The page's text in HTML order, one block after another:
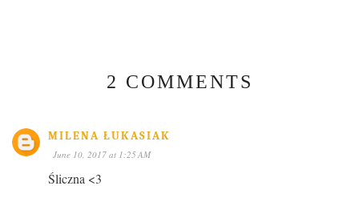
2 COMMENTS
MILENA ŁUKASIAK
June 10, 2017 at 1:25 AM
Śliczna <3